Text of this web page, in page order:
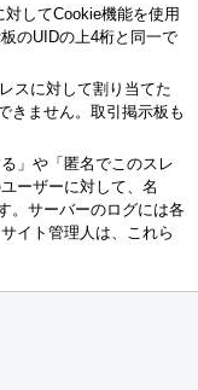
してCookie機能を使用
のUIDの上4桁と同一で
スに対して割り当てた
きません。取引掲示板も
」や「匿名でこのスレ
ーザーに対して、名
。サーバーのログには各
イト管理人は、これら